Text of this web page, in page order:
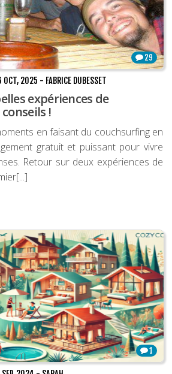
29
OCT, 2025 - FABRICE DUBESSET
expériences de
!
en faisant du couchsurfing en
gratuit et puissant pour vivre
Retour sur deux expériences de
1